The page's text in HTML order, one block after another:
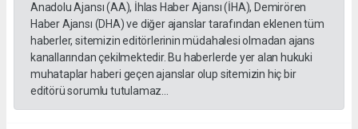
Anadolu Ajansı (AA), İhlas Haber Ajansı (İHA), Demirören
Haber Ajansı (DHA) ve diğer ajanslar tarafından eklenen tüm
haberler, sitemizin editörlerinin müdahalesi olmadan ajans
kanallarından çekilmektedir. Bu haberlerde yer alan hukuki
muhataplar haberi geçen ajanslar olup sitemizin hiç bir
editörü sorumlu tutulamaz...